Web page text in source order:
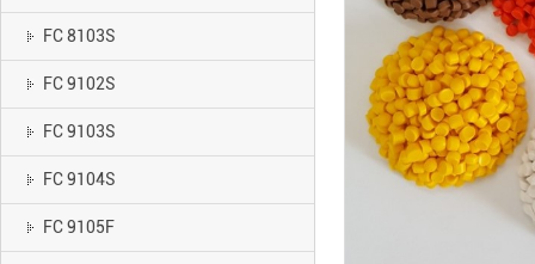
FC 8103S
FC 9102S
FC 9103S
FC 9104S
FC 9105F